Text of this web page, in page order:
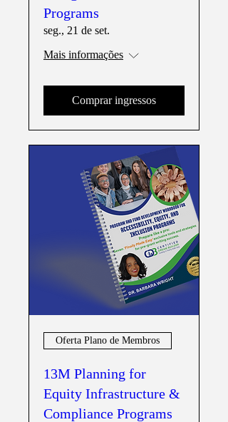
Programs
seg., 21 de set.
Mais informações
Comprar ingressos
Oferta Plano de Membros
13M Planning for
Equity Infrastructure &
Compliance Programs